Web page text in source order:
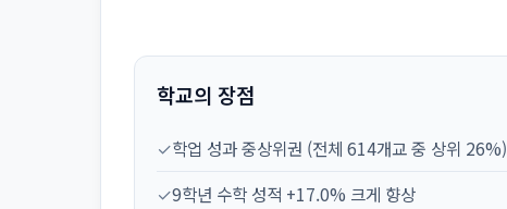
학교의 장점
✓학업 성과 중상위권 (전체 614개교 중 상위 26%)
✓9학년 수학 성적 +17.0% 크게 향상